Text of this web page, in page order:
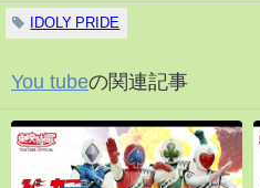
IDOLY PRIDE
You tubeの関連記事